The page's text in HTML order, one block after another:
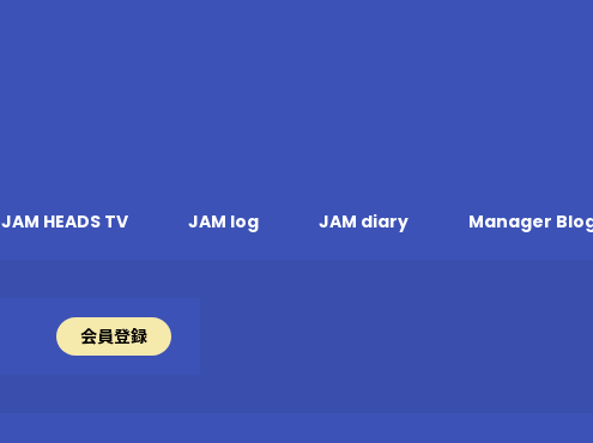
JAM HEADS TV JAM log JAM diary Manager
会員登録